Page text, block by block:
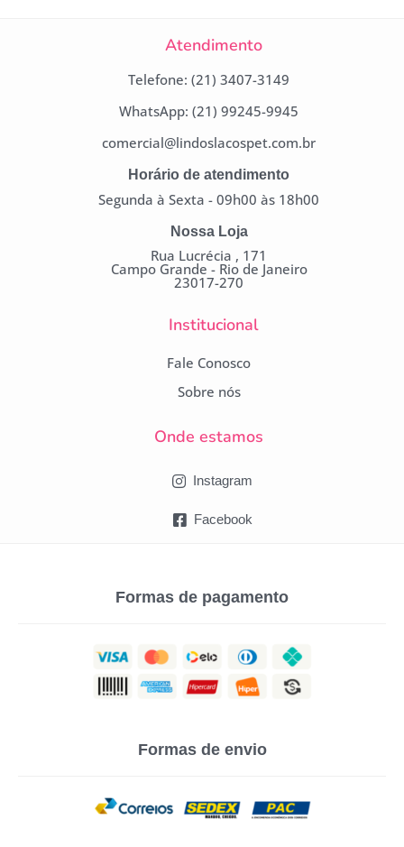
Atendimento
Telefone: (21) 3407-3149
WhatsApp: (21) 99245-9945
comercial@lindoslacospet.com.br
Horário de atendimento
Segunda à Sexta - 09h00 às 18h00
Nossa Loja
Rua Lucrécia , 171
Campo Grande - Rio de Janeiro
23017-270
Institucional
Fale Conosco
Sobre nós
Onde estamos
Instagram
Facebook
Formas de pagamento
Formas de envio